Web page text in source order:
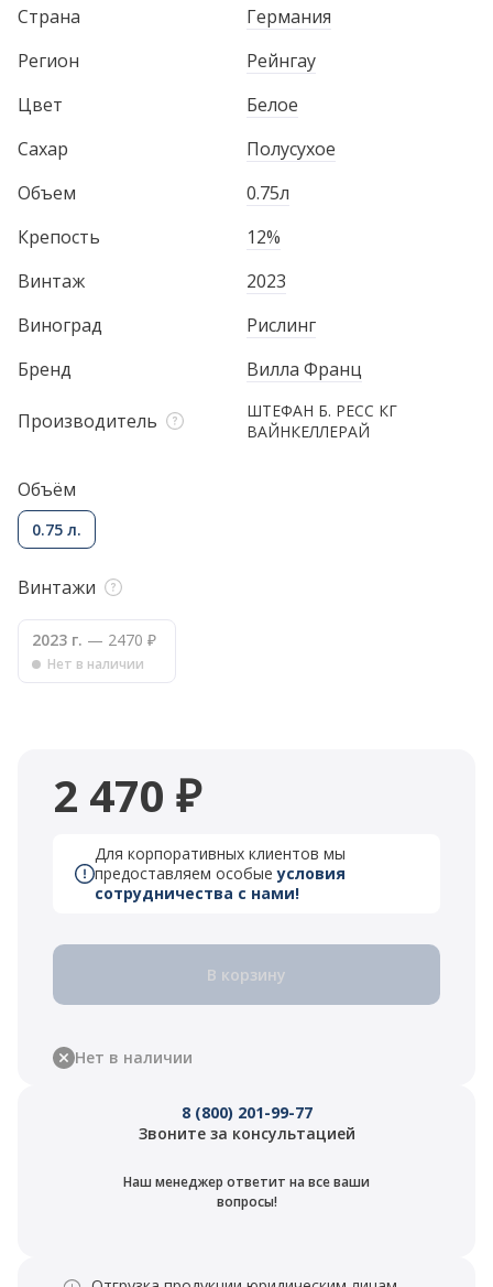
Страна
Германия
Регион
Рейнгау
Цвет
Белое
Сахар
Полусухое
Объем
0.75л
Крепость
12%
Винтаж
2023
Виноград
Рислинг
Бренд
Вилла Франц
Производитель
ШТЕФАН Б. РЕСС КГ
ВАЙНКЕЛЛЕРАЙ
Объём
0.75 л.
Винтажи
2023 г. — 2470 ₽
Нет в наличии
2 470 ₽
Для корпоративных клиентов мы
предоставляем особыеусловия
сотрудничества с нами!
В корзину
Нет в наличии
8 (800) 201-99-77
Звоните за консультацией
Наш менеджер ответит на все ваши
вопросы!